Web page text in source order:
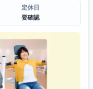
定休日
要確認